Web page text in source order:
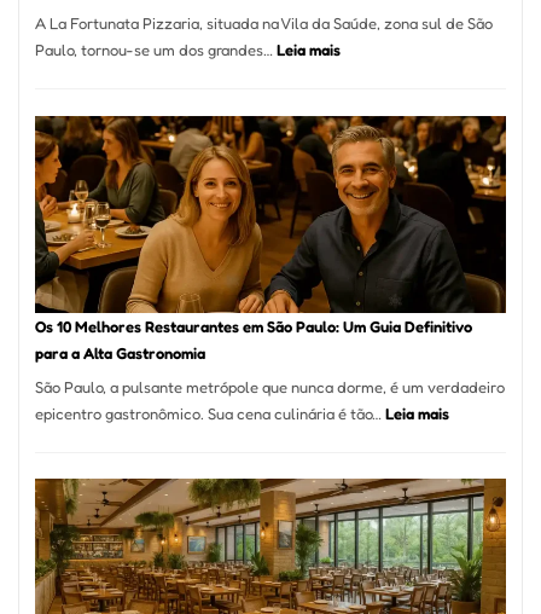
A La Fortunata Pizzaria, situada na Vila da Saúde, zona sul de São
Paulo, tornou-se um dos grandes…Leia mais:
Pizzaria:
tradição
em
pizza
artesanal
forno
à
Vila
da
Os 10 Melhores Restaurantes em São Paulo: Um Guia Definitivo
para a Alta Gastronomia
São Paulo, a pulsante metrópole que nunca dorme, é um verdadeiro
epicentro gastronômico. Sua cena culinária é tão… Leia mais:
Melhores
Restaurantes
em
São
Paulo: